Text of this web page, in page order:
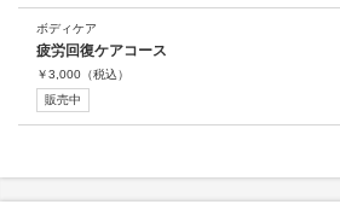
ボディケア
疲労回復ケアコース
￥3,000 （税込）
販売中